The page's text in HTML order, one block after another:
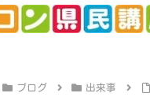
ブログ 出来事